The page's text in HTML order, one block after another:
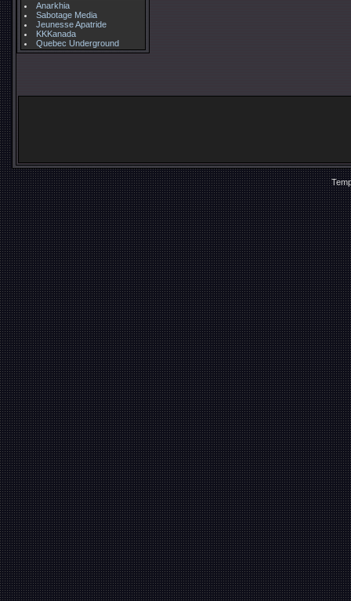
Anarkhia
Sabotage Media
Jeunesse Apatride
KKKanada
Quebec Underground